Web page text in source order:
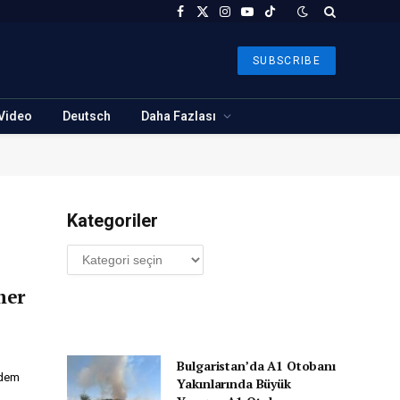
Facebook
X
Instagram
YouTubeTikTok
SUBSCRIBE
Deutsch Daha Fazlası
Kategoriler
Kategoriler
Bulgaristan’da A1 Otobanı
Yakınlarında Büyük